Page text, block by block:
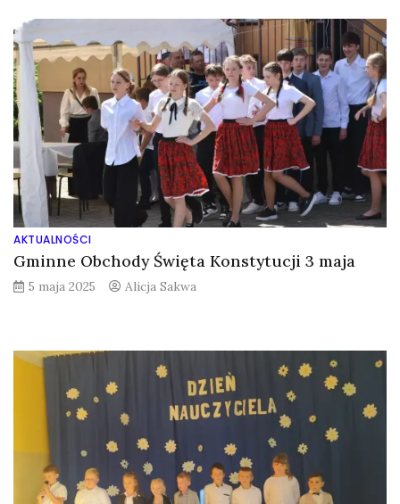
AKTUALNOŚCI
Gminne Obchody Święta Konstytucji 3 maja
5 maja 2025 Alicja Sakwa